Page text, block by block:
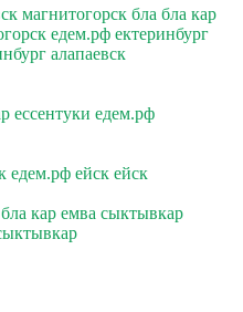
магнитогорск бла бла кар
едем.рф ектеринбург
алапаевск
ессентуки едем.рф
едем.рф ейск ейск
кар емва сыктывкар